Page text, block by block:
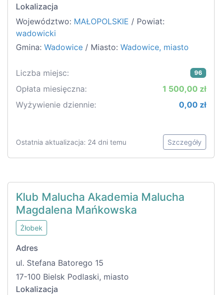
Lokalizacja
Województwo: MAŁOPOLSKIE / Powiat:
wadowicki
Gmina: Wadowice / Miasto: Wadowice, miasto
Liczba miejsc: 96
Opłata miesięczna:
1 500,00 zł
Wyżywienie dziennie:
0,00 zł
Ostatnia aktualizacja: 24 dni temu Szczegóły
Klub Malucha Akademia Malucha
Magdalena Mańkowska
Żłobek
Adres
ul. Stefana Batorego 15
17-100 Bielsk Podlaski, miasto
Lokalizacja